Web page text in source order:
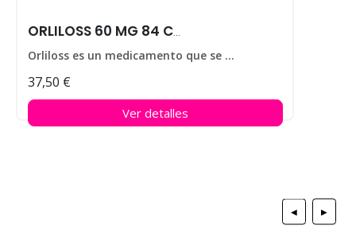
ORLILOSS 60 MG 84 CAPS
Orliloss es un medicamento que se utiliza para ayudar a perder peso en personas que padecen obesidad.
37,50 €
Ver detalles
◀ ▶